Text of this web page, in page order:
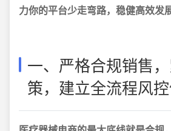
力你的平台少走弯路，稳健高效发展
一、严格合规销售
策，建立全流程风